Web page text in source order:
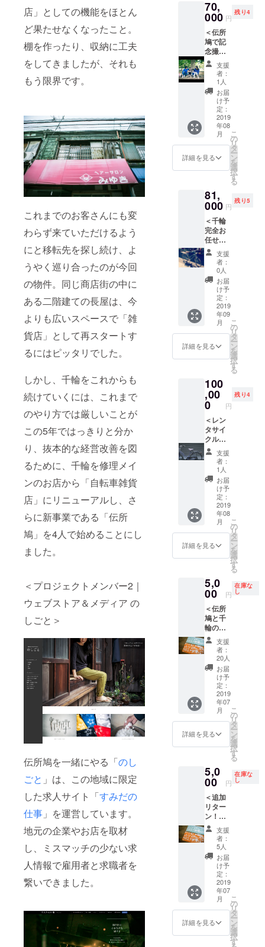
店」としての機能をほとん
ど果たせなくなったこと。
棚を作ったり、収納に工夫
をしてきましたが、それも
もう限界です。
これまでのお客さんにも変
わらず来ていただけるよう
にと移転先を探し続け、よ
うやく巡り合ったのが今回
の物件。同じ商店街の中に
ある二階建ての長屋は、今
よりも広いスペースで「雑
貨店」として再スタートす
るにはピッタリでした。
しかし、千輪をこれからも
続けていくには、これまで
のやり方では厳しいことが
この5年ではっきりと分か
り、抜本的な経営改善を図
るために、千輪を修理メイ
ンのお店から「自転車雑貨
店」にリニューアルし、さ
らに新事業である「伝所
鳩」を4人で始めることにし
ました。
＜プロジェクトメンバー2｜
ウェブストア＆メディア の
しごと＞
伝所鳩を一緒にやる「のし
ごと 」は、この地域に限定
した求人サイト「すみだの
仕事 」を運営しています。
地元の企業やお店を取材
し、ミスマッチの少ない求
人情報で雇用者と求職者を
繋いできました。
日券
伝所鳩
を見学
いただ
いた後
は、自
転車に
乗って
近隣散
策をお
楽しみ
くださ
い。 ※
画像は
イメー
す。 ※
内容が
合があ
りま
す。 ※
グッズ
のお色
などは
お選び
いただ
けませ
ん。 ※
レンタ
サイク
ル一日
券は1年
間有効
時、必
ず備考
希望の
お名前
をご記
入くだ
さい。
記入の
ない場
合は
CAMPF
IREの
ユー
ザー名
を掲載
いたし
ます。
ご了承
くださ
千輪オ
リジナ
ル手ぬ
ぐい
ー多
古米
1kg（千
葉県多
古町）
ー能
登輪島
塩（石
川県能
登町）
ー谷
のおか
ず味噌
町）
ー舳
倉屋の
いしる
（石川
県能登
町）
ー
しょう
ゆの花
房 もろ
みみそ
（兵庫
県豊岡
市）
しょう
ゆの花
ごはん
醤油
（兵庫
県豊岡
市）
ーた
じまの
お塩
（兵庫
県豊岡
市） ※
画像は
イメー
ジで
す。 ※
内容が
なる場
合があ
グッズ
のお色
などは
お選び
いただ
けませ
ん。 ※
支援
時、必
ず備考
欄にご
希望の
お名前
をご記
入くだ
記入の
ない場
CAMPF
IREの
ユー
ザー名
を掲載
いたし
ます。
ご了承
くださ
い。
す。
－伝所
鳩オリ
ジナル
ステッ
カー×3
枚 ・伝
所鳩メ
ンバー
から直
接お店
ができ
るまで
のお話
します
（約2時
間） お
く、千
輪のこ
と、す
みだの
仕事や
のしご
とのこ
と、能
登や多
古町な
どの地
域のこ
とな
ど、支
援して
いた方
がお聞
にお答
えさせ
ていた
ざっく
ばらん
な交流
会で
す。 ※
画像は
イメー
ジで
す。 ※
内容が
変更に
なる場
りま
す。 ※
などは
お選び
いただ
けませ
ん。 ※
支援
時、必
ず備考
欄にご
希望の
お名前
をご記
入くだ
さい。
記入の
合は
CAMPF
ザー名
を掲載
いたし
ます。
ご了承
くださ
い。
（https:
//densh
obato.t
okyo）
に名前
を1年間
掲載さ
せてい
ただき
ます。
・お礼
のメー
ルに加
えて、
ご来店
いただ
いた際
す。
ー伝
所鳩オ
リジナ
ルス
テッ
カー×3
枚 ・す
みだの
仕事に
よる墨
田区見
学ツ
アー
（約3時
間）
伝所鳩
店街
や、近
隣の店
舗、さ
らには
商品の
生産者
さんで
ある墨
田区の
町工場
さんを
中心に
ご案内
させて
いただ
きま
す。 ・
券 ま
ち歩き
は自転
車で回
りま
す。必
要な方
は千輪
が修理
した自
転車を
お貸し
いたし
ます。
※画像は
ジで
す。 ※
なる場
合があ
りま
す。 ※
グッズ
のお色
などは
お選び
いただ
けませ
ん。 ※
案内先
をお選
びいた
だくこ
きませ
ん。 ※
70,
000 円
残り4
＜伝所
鳩で記
念撮影
をして
応援
コース
＞ ・伝
所鳩か
ら感謝
の気持
ちが
メール
で届き
ます。
・ウェ
ブ
（https:
//densh
obato.t
okyo）
に名前
を1年間
掲載さ
せてい
ただき
ます。
・お礼
のメー
ルに加
えて、
ご来店
いただ
いた際
に下記
ー伝
所鳩オ
リジナ
ルス
テッ
カー×3
枚 ・
オープ
ンした
伝所鳩
の空間
を使っ
て、
だし
フォト
が「記
念写
真」を
プリン
トアウ
トして
お渡し
しま
す。
（2Lサ
イズプ
リント
最大2
カッ
ト。
ウェブ
用デー
タを
CD‐
ROMに
イメー
ジで
す。 ※
内容が
変更に
なる場
合があ
りま
す。 ※
グッズ
のお色
などは
お選び
いただ
けませ
支援
時、必
支援
者：
1人
お届
け予
定：
2019
年08
月
詳細を見る
こ
の
リ
タ
ー
ン
を
選
択
す
る
81,
000 円
残り5
＜千輪
完全お
任せカ
スタム
で応援
コース
＞ ・伝
所鳩か
ら感謝
の気持
ちが
メール
で届き
ます。
・ウェ
ブ
（https:
//densh
obato.t
okyo）
に名前
を1年間
掲載さ
せてい
ただき
ます。
・お礼
のメー
ルに加
えて、
ご来店
いただ
いた際
に下記
をお渡
ししま
す。
所鳩オ
リジナ
ルス
テッ
カー×3
枚 ・千
輪がセ
レクト
した雑
貨で、
お持ち
のママ
チャリ
のカス
タマイ
ズをい
たしま
談の
上、千
輪にあ
る雑貨
を使い
自転車
が楽し
くなる
ような
カスタ
マイズ
をしま
す。 ※
ママ
チャリ
限定に
なりま
支援
者：
0人
お届
け予
定：
2019
年09
月
詳細を見る
こ
の
リ
タ
ー
ン
を
選
択
す
る
100
,00
0 円
残り4
＜レン
タサイ
クル自
転車に
スポン
サー掲
載で応
援コー
ス＞ ・
伝所鳩
から感
謝の気
持ちが
メール
で届き
ます。
ブ
（https:
//densh
obato.t
okyo）
に名前
を1年間
掲載さ
せてい
ただき
ます。
・お礼
のメー
ルに加
えて、
ご来店
いただ
ししま
す。
ー伝
所鳩オ
リジナ
ルス
テッ
カー×3
枚 ・千
輪のレ
ンタサ
イクル
自転車
にスポ
ンサー
名を1年
間掲載
支援
者：
1人
お届
け予
定：
2019
年08
月
詳細を見る
こ
の
リ
タ
ー
ン
を
選
択
す
る
5,0
00 円
在庫な
し
＜伝所
鳩と千
輪の
グッズ
で応援
コース
＞ ・伝
所鳩か
ら感謝
の気持
ちが
メール
で届き
ます。
・ウェ
ブ
（https:
//densh
obato.t
okyo）
に名前
を1年間
掲載さ
せてい
ただき
ます。
・お礼
のメー
ルに加
えて、
下記を
お届け
しま
す。
支援
者：
20人
お届
け予
定：
2019
年07
月
詳細を見る
こ
の
リ
タ
ー
ン
を
選
択
す
る
5,0
00 円
在庫な
し
＜追加
リター
ン！伝
所鳩と
千輪の
グッズ
で応援
コース
所鳩か
ら感謝
の気持
ちが
メール
で届き
ます。
支援
者：
5人
お届
け予
定：
2019
年07
月
詳細を見る
こ
の
リ
タ
ー
ン
を
選
択
す